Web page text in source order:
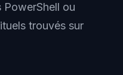
ou
trouvés sur